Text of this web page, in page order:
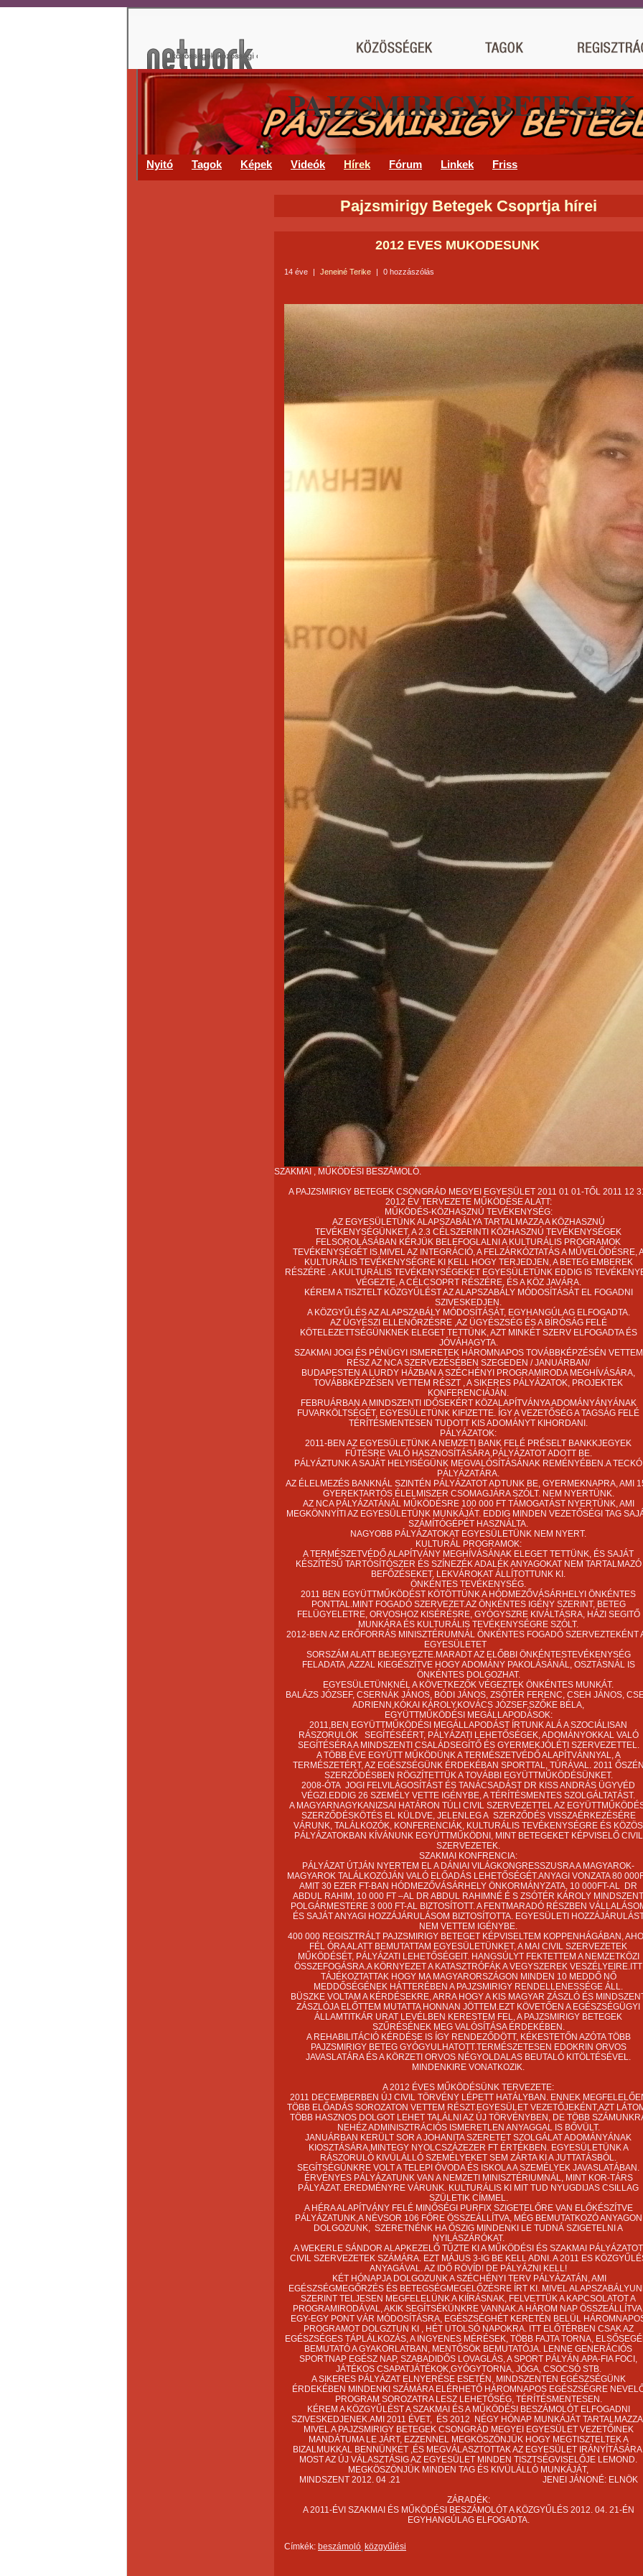
PAJZSMIRIGY BETEGEK
Nyitó Tagok Képek Videók Hírek Fórum Linkek Friss
Pajzsmirigy Betegek Csoprtja hírei
2012 ÉVES MŰKÖDÉSÜNK
14 éve | Jeneiné Terike | 0 hozzászólás
SZAKMAI , MŰKÖDÉSI BESZÁMOLÓ.
A PAJZSMIRIGY BETEGEK CSONGRÁD MEGYEI EGYESÜLET 2011 01 01-TŐL 2011 12
2012 ÉV TERVEZETE MŰKÖDÉSE ALATT:
MŰKÖDÉS-KÖZHASZNÚ TEVÉKENYSÉG:
AZ EGYESÜLETÜNK ALAPSZABÁLYA TARTALMAZZA A KÖZHASZNÚ
TEVÉKENYSÉGÜNKET, A 2.3 CÉLSZERINTI KÖZHASZNÚ TEVÉKENYSÉGEK
FELSOROLÁSÁBAN KÉRJÜK BELEFOGLALNI A KULTURÁLIS PROGRAMOK
TEVÉKENYSÉGÉT IS.MIVEL AZ INTEGRÁCIÓ, A FELZÁRKÓZTATÁS A MŰVELŐDÉSRE,
KULTURÁLIS TEVÉKENYSÉGRE KI KELL HOGY TERJEDJEN, A BETEG EMBEREK
RÉSZÉRE . A KULTURÁLIS TEVÉKENYSÉGEKET EGYESÜLETÜNK EDDIG IS
VÉGEZTE, A CÉLCSOPRT RÉSZÉRE, ÉS A KÖZ JAVÁRA.
KÉREM A TISZTELT KÖZGYŰLÉST AZ ALAPSZABÁLY MÓDOSÍTÁSÁT EL FOGADNI
SZIVESKEDJEN.
A KÖZGYŰLÉS AZ ALAPSZABÁLY MÓDOSÍTÁSÁT, EGYHANGÚLAG ELFOGADTA.
AZ ÜGYÉSZI ELLENŐRZÉSRE ,AZ ÜGYÉSZSÉG ÉS A BÍRÓSÁG FELÉ
KÖTELEZETTSÉGÜNKNEK ELEGET TETTÜNK, AZT MINKÉT SZERV ELFOGADTA ÉS
JÓVÁHAGYTA.
SZAKMAI JOGI ÉS PÉNÜGYI ISMERETEK HÁROMNAPOS TOVÁBBKÉPZÉSÉN VETTEM
RÉSZ AZ NCA SZERVEZÉSÉBEN SZEGEDEN / JANUÁRBAN/
BUDAPESTEN A LURDY HÁZBAN A SZÉCHÉNYI PROGRAMIRODA MEGHÍVÁSÁRA,
TOVÁBBKÉPZÉSEN VETTEM RÉSZT , A SIKERES PÁLYÁZATOK, PROJEKTEK
KONFERENCIÁJÁN.
FEBRUÁRBAN A MINDSZENTI IDŐSEKÉRT KÖZALAPÍTVÁNYA ADOMÁNYÁNYÁNAK
FUVARKÖLTSÉGÉT, EGYESÜLETÜNK KIFIZETTE. ÍGY A VEZETŐSÉG A TAGSÁG FELÉ
TÉRÍTÉSMENTESEN TUDOTT KIS ADOMÁNYT KIHORDANI.
PÁLYÁZATOK:
2011-BEN AZ EGYESÜLETÜNK A NEMZETI BANK FELÉ PRÉSELT BANKKJEGYEK
FŰTÉSRE VALÓ HASZNOSÍTÁSÁRA,PÁLYÁZATOT ADOTT BE.
PÁLYÁZTUNK A SAJÁT HELYISÉGÜNK MEGVALÓSÍTÁSÁNAK REMÉNYÉBEN.A TECKÓ
PÁLYÁZATÁRA.
AZ ÉLELMEZÉS BANKNÁL SZINTÉN PÁLYÁZATOT ADTUNK BE, GYERMEKNAPRA, AMI
GYEREKTARTÓS ÉLELMISZER CSOMAGJÁRA SZÓLT. NEM NYERTÜNK.
AZ NCA PÁLYÁZATÁNÁL MŰKÖDÉSRE 100 000 FT TÁMOGATÁST NYERTÜNK, AMI
MEGKÖNNYÍTI AZ EGYESÜLETÜNK MUNKÁJÁT. EDDIG MINDEN VEZETŐSÉGI TAG
SZÁMÍTÓGÉPÉT HASZNÁLTA.
NAGYOBB PÁLYÁZATOKAT EGYESÜLETÜNK NEM NYERT.
KULTURÁL PROGRAMOK:
A TERMÉSZETVÉDŐ ALAPÍTVÁNY MEGHÍVÁSÁNAK ELEGET TETTÜNK, ÉS SAJÁT
KÉSZÍTÉSŰ TARTÓSÍTÓSZER ÉS SZÍNEZÉK ADALÉK ANYAGOKAT NEM TARTALMAZÓ
BEFŐZÉSEKET, LEKVÁROKAT ÁLLÍTOTTUNK KI.
ÖNKÉNTES TEVÉKENYSÉG.
2011 BEN EGYÜTTMŰKÖDÉST KÖTÖTTÜNK A HÓDMEZŐVÁSÁRHELYI ÖNKÉNTES
PONTTAL.MINT FOGADÓ SZERVEZET.AZ ÖNKÉNTES IGÉNY SZERINT, BETEG
FELÜGYELETRE, ORVOSHOZ KISÉRÉSRE, GYÓGYSZRE KIVÁLTÁSRA, HÁZI SEGITŐ
MUNKÁRA ÉS KULTURÁLIS TEVÉKENYSÉGRE SZÓLT.
2012-BEN AZ ERŐFORRÁS MINISZTÉRUMNÁL ÖNKÉNTES FOGADÓ SZERVEZTEKÉNT
EGYESÜLETET
SORSZÁM ALATT BEJEGYEZTE.MARADT AZ ELŐBBI ÖNKÉNTESTEVÉKENYSÉG
FELADATA ,AZZAL KIEGÉSZÍTVE HOGY ADOMÁNY PAKOLÁSÁNÁL, OSZTÁSNÁL IS
ÖNKÉNTES DOLGOZHAT.
EGYESÜLETÜNKNÉL A KÖVETKEZŐK VÉGEZTEK ÖNKÉNTES MUNKÁT.
BALÁZS JÓZSEF, CSERNÁK JÁNOS, BÓDI JÁNOS, ZSÓTÉR FERENC, CSEH JÁNOS,
ADRIENN,KÓKAI KÁROLY,KOVÁCS JÓZSEF,SZŐKE BÉLA,
EGYÜTTMŰKÖDÉSI MEGÁLLAPODÁSOK:
2011,BEN EGYÜTTMŰKÖDÉSI MEGÁLLAPODÁST ÍRTUNK ALÁ A SZOCIÁLISAN
RÁSZORULÓK SEGÍTÉSÉÉRT, PÁLYÁZATI LEHETŐSÉGEK, ADOMÁNYOKKAL VALÓ
SEGÍTÉSÉRA A MINDSZENTI CSALÁDSEGÍTŐ ÉS GYERMEKJÓLÉTI SZERVEZETTEL.
A TÖBB ÉVE EGYÜTT MŰKÖDÜNK A TERMÉSZETVÉDŐ ALAPÍTVÁNNYAL, A
TERMÉSZETÉRT, AZ EGÉSZSÉGÜNK ÉRDEKÉBAN SPORTTAL, TÚRÁVAL. 2011 ŐSZÉN
SZERZŐDÉSBEN RÖGZÍTETTÜK A TOVÁBBI EGYÜTTMŰKÖDÉSÜNKET.
2008-ÓTA JOGI FELVILÁGOSÍTÁST ÉS TANÁCSADÁST DR KISS ANDRÁS ÜGYVÉD
VÉGZI.EDDIG 26 SZEMÉLY VETTE IGÉNYBE, A TÉRÍTÉSMENTES SZOLGÁLTATÁST.
A MAGYARNAGYKANIZSAI HATÁRON TÚLI CIVIL SZERVEZETTEL AZ
SZERZŐDÉSKÖTÉS EL KÜLDVE, JELENLEG A SZERZŐDÉS VISSZAÉRKEZÉSÉRE
VÁRUNK, TALÁLKOZÓK, KONFERENCIÁK, KULTURÁLIS TEVÉKENYSÉGRE ÉS KÖZÖS
PÁLYÁZATOKBAN KÍVÁNUNK EGYÜTTMŰKÖDNI, MINT BETEGEKET KÉPVISELŐ CIVIL
SZERVEZETEK.
SZAKMAI KONFRENCIA:
PÁLYÁZAT ÚTJÁN NYERTEM EL A DÁNIAI VILÁGKONGRESSZUSRA A MAGYAROK-
MAGYAROK TALÁLKOZÓJÁN VALÓ ELŐADÁS LEHETŐSÉGÉT.ANYAGI VONZATA 80
AMIT 30 EZER FT-BAN HÓDMEZŐVÁSÁRHELY ÖNKORMÁNYZATA, 10 000FT-AL DR
ABDUL RAHIM, 10 000 FT –AL DR ABDUL RAHIMNÉ É S ZSÓTÉR KÁROLY MINDSZENT
POLGÁRMESTERE 3 000 FT-AL BIZTOSÍTOTT. A FENTMARADÓ RÉSZBEN
ÉS SAJÁT ANYAGI HOZZÁJÁRULÁSOM BIZTOSÍTOTTA. EGYESÜLETI
NEM VETTEM IGÉNYBE.
400 000 REGISZTRÁLT PAJZSMIRIGY BETEGET KÉPVISELTEM KOPPENHÁGÁBAN,
FÉL ÓRA ALATT BEMUTATTAM EGYESÜLETÜNKET, A MAI CIVIL SZERVEZETEK
MŰKÖDÉSÉT, PÁLYÁZATI LEHETŐSÉGEIT. HANGSÚLYT FEKTETTEM A NEMZETKÖZI
ÖSSZEFOGÁSRA.A KÖRNYEZET A KATASZTRÓFÁK A VEGYSZEREK VESZÉLYEIRE.ITT
TÁJÉKOZTATTAK HOGY MA MAGYARORSZÁGON MINDEN 10 MEDDŐ NŐ
MEDDŐSÉGÉNEK HÁTTERÉBEN A PAJZSMIRIGY RENDELLENESSÉGE ÁLL.
BÜSZKE VOLTAM A KÉRDÉSEKRE, ARRA HOGY A KIS MAGYAR ZÁSZLÓ ÉS
ZÁSZLÓJA ELŐTTEM MUTATTA HONNAN JÖTTEM.EZT KÖVETŐEN A EGÉSZSÉGÜGYI
ÁLLAMTITKÁR URAT LEVÉLBEN KERESTEM FEL, A PAJZSMIRIGY BETEGEK
SZŰRÉSÉNEK MEG VALÓSÍTÁSA ÉRDEKÉBEN.
A REHABILITÁCIÓ KÉRDÉSE IS ÍGY RENDEZŐDÖTT, KÉKESTETŐN AZÓTA TÖBB
PAJZSMIRIGY BETEG GYÓGYULHATOTT.TERMÉSZETESEN EDOKRIN ORVOS
JAVASLATÁRA ÉS A KÖRZETI ORVOS NÉGYOLDALAS BEUTALÓ KITÖLTÉSÉVEL.
MINDENKIRE VONATKOZIK.
A 2012 ÉVES MŰKÖDÉSÜNK TERVEZETE:
2011 DECEMBERBEN ÚJ CIVIL TÖRVÉNY LÉPETT HATÁLYBAN. ENNEK
TÖBB ELŐADÁS SOROZATON VETTEM RÉSZT.EGYESÜLET VEZETŐJEKÉNT,AZT
TÖBB HASZNOS DOLGOT LEHET TALÁLNI AZ ÚJ TÖRVÉNYBEN, DE TÖBB
NEHÉZ ADMINISZTRÁCIÓS ISMERETLEN ANYAGGAL IS BŐVÜLT.
JANUÁRBAN KERÜLT SOR A JOHANITA SZERETET SZOLGÁLAT ADOMÁNYÁNAK
KIOSZTÁSÁRA,MINTEGY NYOLCSZÁZEZER FT ÉRTÉKBEN. EGYESÜLETÜNK A
RÁSZORULÓ KIVÜLÁLLÓ SZEMÉLYEKET SEM ZÁRTA KI A JUTTATÁSBÓL.
SEGÍTSÉGÜNKRE VOLT A TELEPI ÓVODA ÉS ISKOLA A SZEMÉLYEK JAVASLATÁBAN.
ÉRVÉNYES PÁLYÁZATUNK VAN A NEMZETI MINISZTÉRIUMNÁL, MINT KOR-TÁRS
PÁLYÁZAT. EREDMÉNYRE VÁRUNK. KULTURÁLIS KI MIT TUD NYUGDIJAS CSILLAG
SZÜLETIK CÍMMEL.
A HÉRA ALAPÍTVÁNY FELÉ MINŐSÉGI PURFIX SZIGETELŐRE VAN ELŐKÉSZÍTVE
PÁLYÁZATUNK,A NÉVSOR 106 FŐRE ÖSSZEÁLLÍTVA, MÉG BEMUTATKOZÓ ANYAGON
DOLGOZUNK, SZERETNÉNK HA ŐSZIG MINDENKI LE TUDNÁ SZIGETELNI A
NYILÁSZÁRÓKAT.
A WEKERLE SÁNDOR ALAPKEZELŐ TŰZTE KI A MŰKÖDÉSI ÉS SZAKMAI PÁLYÁZATOT
CIVIL SZERVEZETEK SZÁMÁRA. EZT MÁJUS 3-IG BE KELL ADNI. A 2011 ES
ANYAGÁVAL. AZ IDŐ RÖVÍD! DE PÁLYÁZNI KELL!
KÉT HÓNAPJA DOLGOZUNK A SZÉCHÉNYI TERV PÁLYÁZATÁN, AMI
EGÉSZSÉGMEGŐRZÉS ÉS BETEGSÉGMEGELŐZÉSRE ÍRT KI. MIVEL
SZERINT TELJESEN MEGFELELÜNK A KIÍRÁSNAK, FELVETTÜK A KAPCSOLATOT A
PROGRAMIRODÁVAL, AKIK SEGÍTSÉKÜNKRE VANNAK.A HÁROM NAP
EGY-EGY PONT VÁR MÓDOSÍTÁSRA, EGÉSZSÉGHÉT KERETÉN BELÜL
PROGRAMOT DOLGZTUN KI , HÉT UTOLSÓ NAPOKRA. ITT ELŐTÉRBEN CSAK AZ
EGÉSZSÉGES TÁPLÁLKOZÁS, A INGYENES MÉRÉSEK, TÖBB FAJTA TORNA,
BEMUTATÓ A GYAKORLATBAN, MENTŐSÖK BEMUTATÓJA. LENNE GENERÁCIÓS
SPORTNAP EGÉSZ NAP, SZABADIDŐS LOVAGLÁS, A SPORT PÁLYÁN.APA-FIA FOCI,
JÁTÉKOS CSAPATJÁTÉKOK,GYÓGYTORNA, JÓGA, CSOCSÓ STB.
A SIKERES PÁLYÁZAT ELNYERÉSE ESETÉN, MINDSZENTEN EGÉSZSÉGÜNK
ÉRDEKÉBEN MINDENKI SZÁMÁRA ELÉRHETŐ HÁROMNAPOS EGÉSZSÉGRE
PROGRAM SOROZATRA LESZ LEHETŐSÉG, TÉRÍTÉSMENTESEN.
KÉREM A KÖZGYŰLÉST A SZAKMAI ÉS A MŰKÖDÉSI BESZÁMOLÓT ELFOGADNI
SZIVESKEDJENEK.AMI 2011 ÉVET, ÉS 2012 NÉGY HÓNAP MUNKÁJÁT
MIVEL A PAJZSMIRIGY BETEGEK CSONGRÁD MEGYEI EGYESÜLET VEZETŐINEK
MANDÁTUMA LE JÁRT, EZZENNEL MEGKÖSZÖNJÜK HOGY MEGTISZTELTEK A
BIZALMUKKAL BENNÜNKET ,ÉS MEGVÁLASZTOTTAK AZ EGYESÜLET
MOST AZ ÚJ VÁLASZTÁSIG AZ EGYESÜLET MINDEN TISZTSÉGVISELŐJE LEMOND.
MEGKÖSZÖNJÜK MINDEN TAG ÉS KIVÜLÁLLÓ MUNKÁJÁT,
MINDSZENT 2012. 04 .21 JENEI JÁNONÉ: ELNÖK
ZÁRADÉK:
A 2011-ÉVI SZAKMAI ÉS MŰKÖDÉSI BESZÁMOLÓT A KÖZGYŰLÉS 2012. 04. 21-ÉN
EGYHANGÚLAG ELFOGADTA.
Címkék: beszámoló közgyűlési